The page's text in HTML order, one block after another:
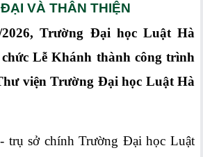
VÀ THÂN THIỆN
2026, Trường Đại học Luật Hà
Lễ Khánh thành công trình
viện Trường Đại học Luật Hà
trụ sở chính Trường Đại học Luật